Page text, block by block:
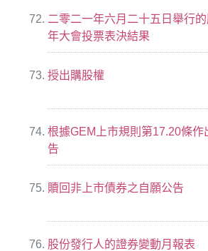
二零二一年六月二十五日舉行
年大會投票表決結果
授出購股權
根據GEM上市規則第17.20條作
告
贖回非上市債券之自願公告
股份發行人的證券變動月報表